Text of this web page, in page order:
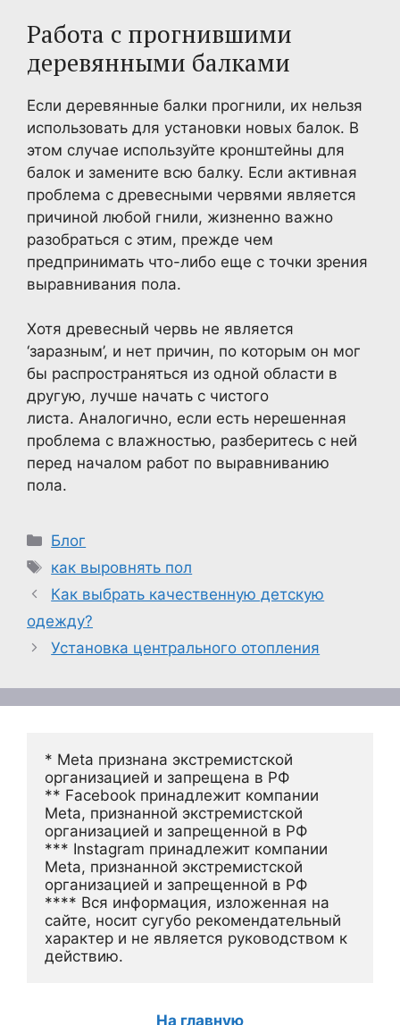
Работа с прогнившими
деревянными балками
Если деревянные балки прогнили, их нельзя
использовать для установки новых балок. В
этом случае используйте кронштейны для
балок и замените всю балку. Если активная
проблема с древесными червями является
причиной любой гнили, жизненно важно
разобраться с этим, прежде чем
предпринимать что-либо еще с точки зрения
выравнивания пола.
Хотя древесный червь не является
‘заразным’, и нет причин, по которым он мог
бы распространяться из одной области в
другую, лучше начать с чистого
листа. Аналогично, если есть нерешенная
проблема с влажностью, разберитесь с ней
перед началом работ по выравниванию
пола.
Рубрики
Блог
Метки
как выровнять пол
Как выбрать качественную детскую
одежду?
Установка центрального отопления
* Meta признана экстремистской
организацией и запрещена в РФ
** Facebook принадлежит компании
Meta, признанной экстремистской
организацией и запрещенной в РФ
*** Instagram принадлежит компании
Meta, признанной экстремистской
организацией и запрещенной в РФ
**** Вся информация, изложенная на
сайте, носит сугубо рекомендательный
характер и не является руководством к
действию.
На главную